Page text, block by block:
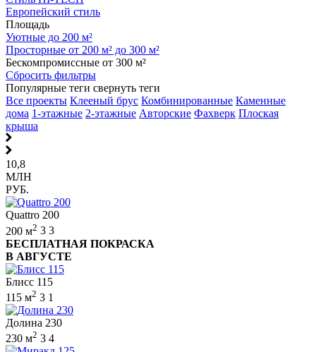
Европейский стиль
Площадь
Уютные до 200 м²
Просторные от 200 м² до 300 м²
Бескомпромиссные от 300 м²
Сбросить фильтры
Популярные теги свернуть теги
Все проекты Клееный брус Комбинированные Каменные
дома 1-этажные 2-этажные Авторские Фахверк Плоская
крыша
10,8
МЛН
РУБ.
Quattro 200
200 м2 3 3
БЕСПЛАТНАЯ ПОКРАСКА
В АВГУСТЕ
Блисс 115
115 м2 3 1
Долина 230
230 м2 3 4